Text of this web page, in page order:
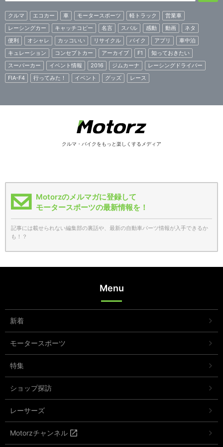
クルマ エコカー 車 モータースポーツ 軽トラック
営業車
レーシングカー
キャッチコピー 名言 スバル 感動 動画
ネタ
便利
オシャレ カッコいい リサイクル バイク アプリ
車中泊
キュレーション
コンセプトカー アーカイブ F1
知っておきたい
スーパーカー
イベント情報 2016 ジムカーナ
レーシングドライバー
FIA-F4
行ってみた！ イベント グッズ レース
クルマ・バイクをもっと楽しくするメディア
Motorzのメルマガに登録して
モータースポーツの最新情報を！
記事には載せられない編集部の裏話や、最新の自動車パーツ情報が入手できるか
も！？
Menu
新着
モータースポーツ
特集
ショップ探訪
レーサーズ
Motorzチャンネル